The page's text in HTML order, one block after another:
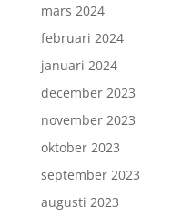
mars 2024
februari 2024
januari 2024
december 2023
november 2023
oktober 2023
september 2023
augusti 2023